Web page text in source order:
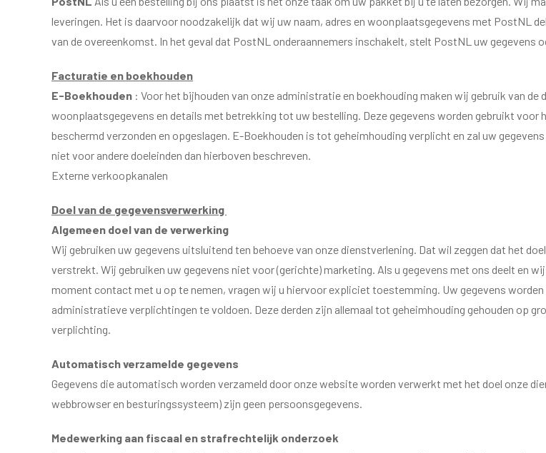
leveringen. Het is daarvoor noodzakelijk dat wij uw naam, adres en woonplaatsgegevens met PostNL
van de overeenkomst. In het geval dat PostNL onderaannemers inschakelt, stelt PostNL uw gegevens
Facturatie en boekhouden
E-Boekhouden : Voor het bijhouden van onze administratie en boekhouding maken wij gebruik van de
woonplaatsgegevens en details met betrekking tot uw bestelling. Deze gegevens worden gebruikt
beschermd verzonden en opgeslagen. E-Boekhouden is tot geheimhouding verplicht en zal uw
niet voor andere doeleinden dan hierboven beschreven.
Externe verkoopkanalen
Doel van de gegevensverwerking
Algemeen doel van de verwerking
Wij gebruiken uw gegevens uitsluitend ten behoeve van onze dienstverlening. Dat wil zeggen dat het
verstrekt. Wij gebruiken uw gegevens niet voor (gerichte) marketing. Als u gegevens met ons deelt en
moment contact met u op te nemen, vragen wij u hiervoor expliciet toestemming. Uw gegevens
administratieve verplichtingen te voldoen. Deze derden zijn allemaal tot geheimhouding gehouden op
verplichting.
Automatisch verzamelde gegevens
Gegevens die automatisch worden verzameld door onze website worden verwerkt met het doel onze
webbrowser en besturingssysteem) zijn geen persoonsgegevens.
Medewerking aan fiscaal en strafrechtelijk onderzoek